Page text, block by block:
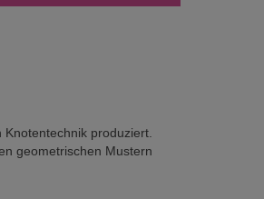
produziert.
geometrischen Mustern